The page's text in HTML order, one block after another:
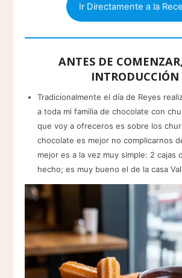
Ir Directamente a la
ANTES DE
INTRODUCCIÓN
Tradicionalmente el día de Reyes
a toda mi familia de chocolate con
que voy a ofreceros es sobre los
chocolate es mejor no complicarnos
mejor es a la vez muy simple: 2 cajas
hecho; es muy bueno el de la casa